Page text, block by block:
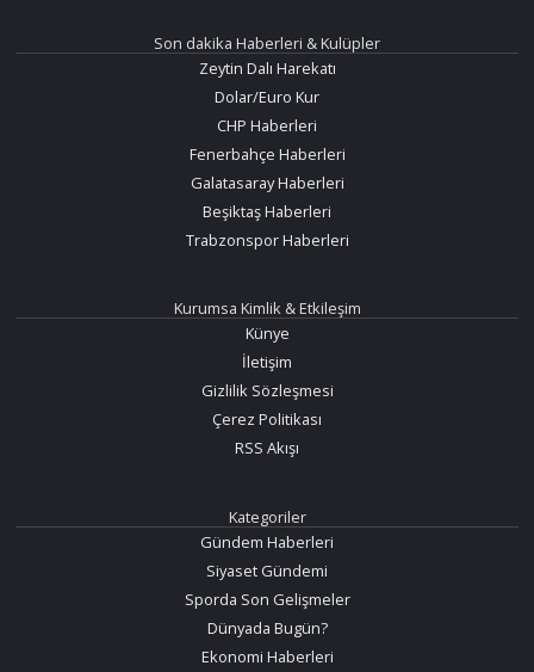
Son dakika Haberleri & Kulüpler
Zeytin Dalı Harekatı
Dolar/Euro Kur
CHP Haberleri
Fenerbahçe Haberleri
Galatasaray Haberleri
Beşiktaş Haberleri
Trabzonspor Haberleri
Kurumsa Kimlik & Etkileşim
Künye
İletişim
Gizlilik Sözleşmesi
Çerez Politikası
RSS Akışı
Kategoriler
Gündem Haberleri
Siyaset Gündemi
Sporda Son Gelişmeler
Dünyada Bugün?
Ekonomi Haberleri